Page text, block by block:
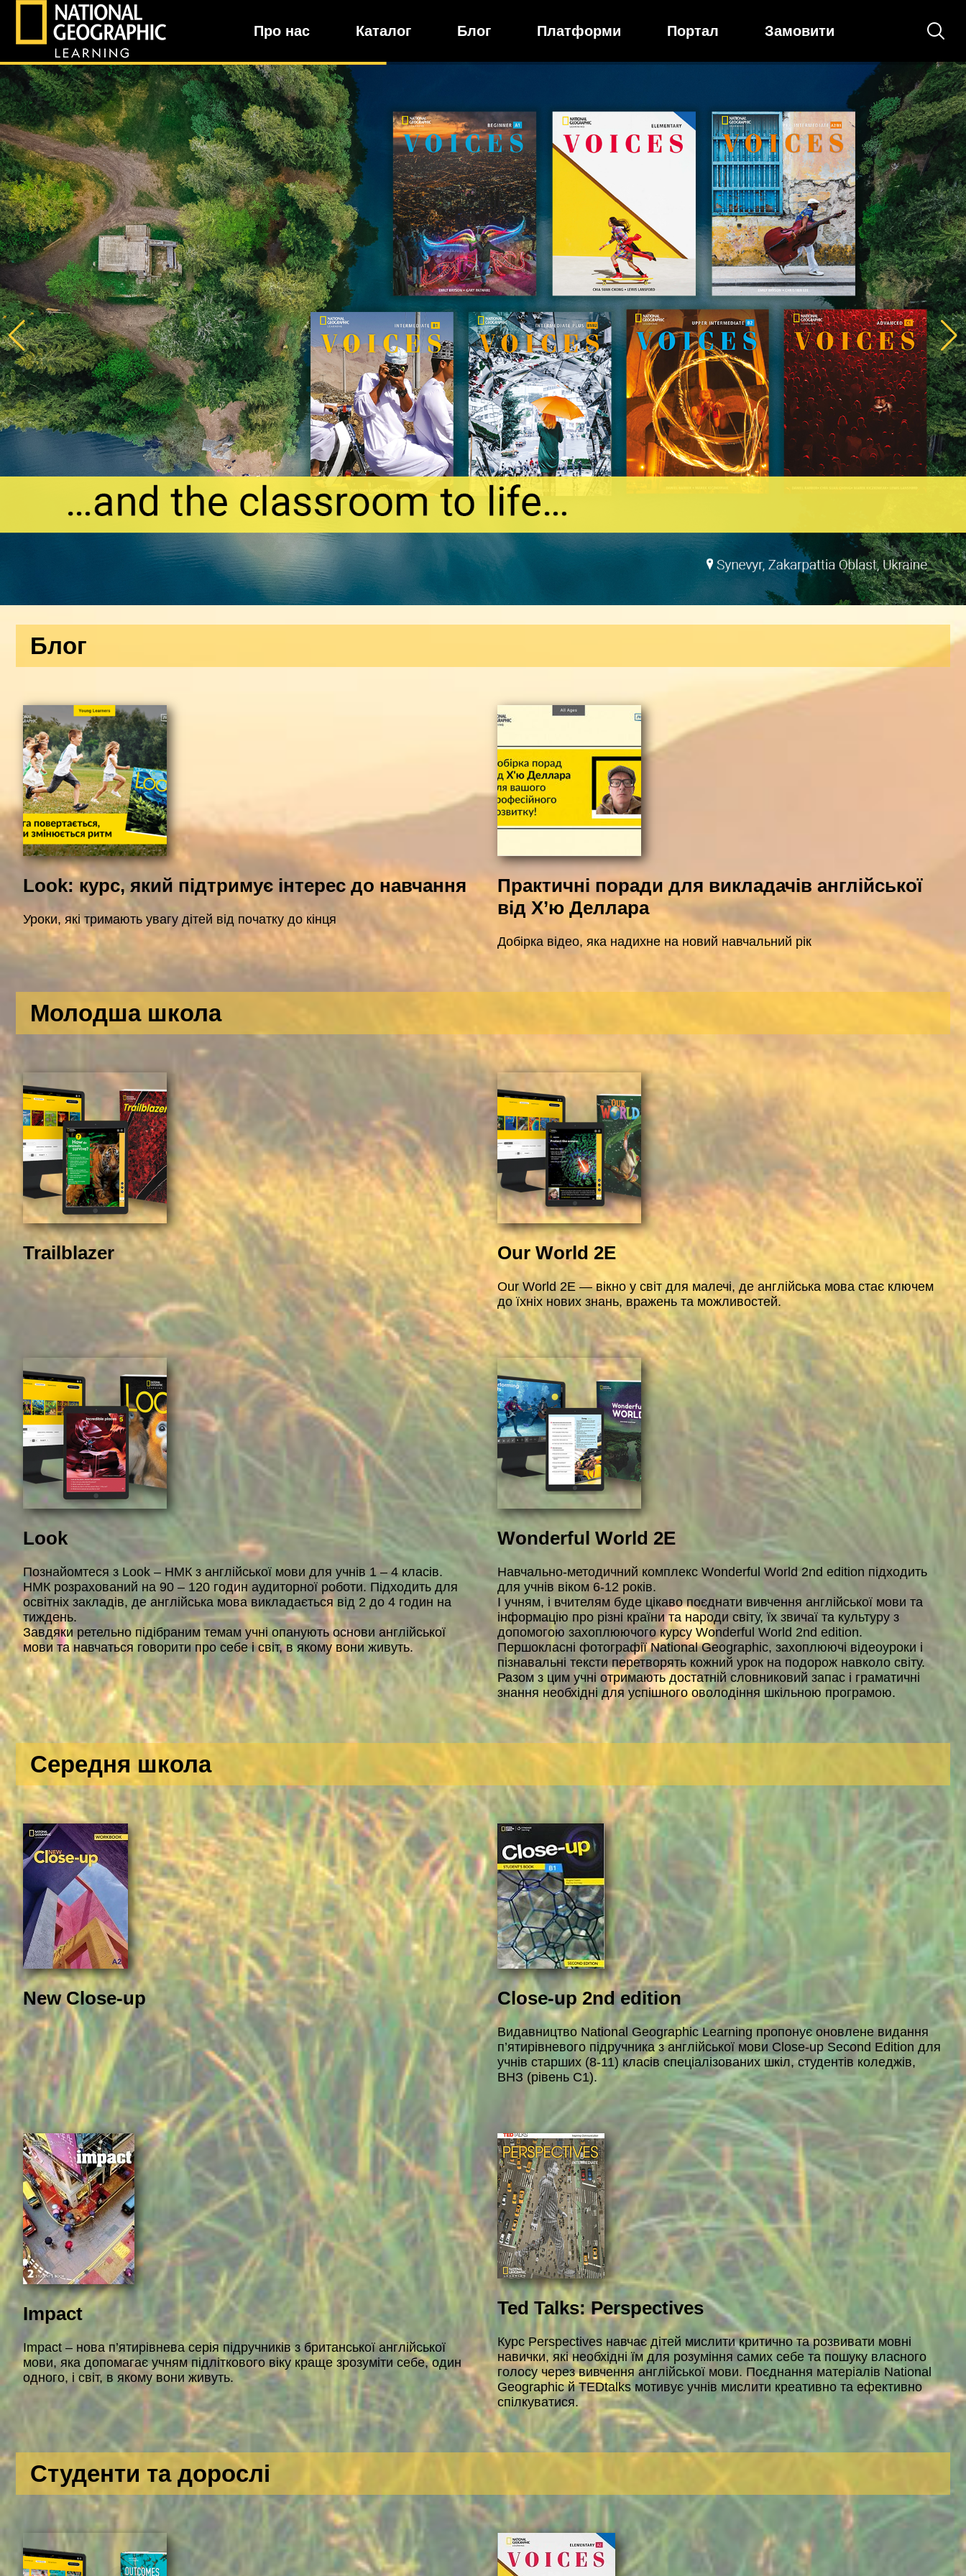
National Geographic Learning
Про нас Каталог Блог Платформи Портал Замовити
Блог
Look: курс, який підтримує інтерес до навчання
Уроки, які тримають увагу дітей від початку до кінця
Практичні поради для викладачів англійської
від Х’ю Деллара
Добірка відео, яка надихне на новий навчальний рік
Молодша школа
Trailblazer Our World 2E
Our World 2E — вікно у світ для малечі, де англійська мова стає ключем
до їхніх нових знань, вражень та можливостей. ​
Look
Познайомтеся з Look – НМК з англійської мови для учнів 1 – 4 класів.
НМК розрахований на 90 – 120 годин аудиторної роботи. Підходить для
освітніх закладів, де англійська мова викладається від 2 до 4 годин на
тиждень.
Завдяки ретельно підібраним темам учні опанують основи англійської
мови та навчаться говорити про себе і світ, в якому вони живуть.
Wonderful World 2E
Навчально-методичний комплекс Wonderful World 2nd edition підходить
для учнів віком 6-12 років.
І учням, і вчителям буде цікаво поєднати вивчення англійської мови та
інформацію про різні країни та народи світу, їх звичаї та культуру з
допомогою захоплюючого курсу Wonderful World 2nd edition.
Першокласні фотографії National Geographic, захоплюючі відеоуроки і
пізнавальні тексти перетворять кожний урок на подорож навколо світу.
Разом з цим учні отримають достатній словниковий запас і граматичні
знання необхідні для успішного оволодіння шкільною програмою.
Середня школа
New Close-up Close-up 2nd edition
Видавництво National Geographic Learning пропонує оновлене видання
п’ятирівневого підручника з англійської мови Close-up Second Edition для
учнів старших (8-11) класів спеціалізованих шкіл, студентів коледжів,
ВНЗ (рівень С1).
Impact
Impact – нова п’ятирівнева серія підручників з британської англійської
мови, яка допомагає учням підліткового віку краще зрозуміти себе, один
одного, і світ, в якому вони живуть.
Ted Talks: Perspectives
Курс Perspectives навчає дітей мислити критично та розвивати мовні
навички, які необхідні їм для розуміння самих себе та пошуку власного
голосу через вивчення англійської мови. Поєднання матеріалів National
Geographic й TEDtalks мотивує учнів мислити креативно та ефективно
спілкуватися.
Студенти та дорослі